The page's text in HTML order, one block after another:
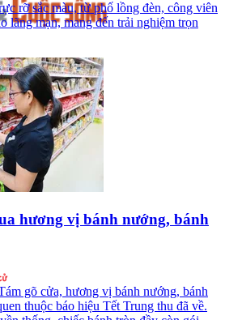
rỡ sắc màu, từ phố lồng đèn, công viên
lãng mạn, mang đến trải nghiệm trọn
hương vị bánh nướng, bánh
gõ cửa, hương vị bánh nướng, bánh
thuộc báo hiệu Tết Trung thu đã về.